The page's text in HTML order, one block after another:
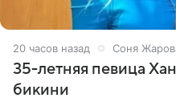
20 часов назад Соня
35-летняя певица
бикини